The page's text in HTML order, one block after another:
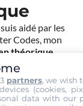
suis aidé par les
Codes, mon
théorique
bénéficier du
(30€) grâce au
partners, we wish
(cookies,
data with our